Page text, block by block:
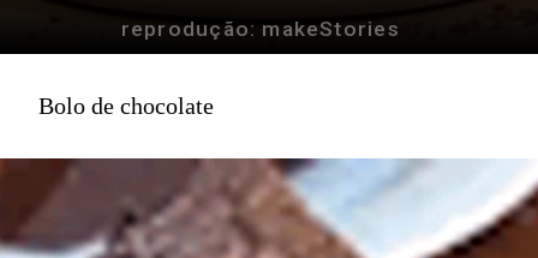
reprodução: makeStories
Bolo de chocolate